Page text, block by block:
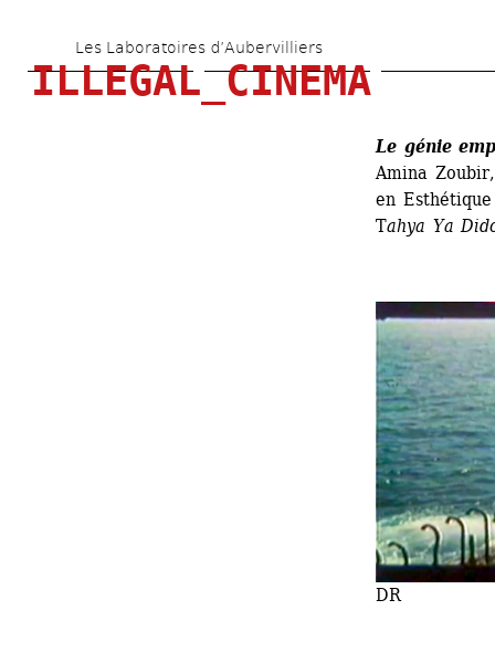
au
contenu
Les Laboratoires d’Aubervilliers
ILLEGAL_CINEMA
Le génie
Amina
en
Tahya Ya
DR